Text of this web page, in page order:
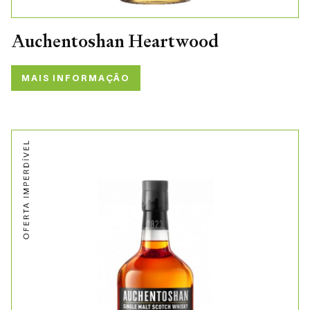
Auchentoshan Heartwood
MAIS INFORMAÇÃO